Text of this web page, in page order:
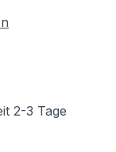
2-3 Tage